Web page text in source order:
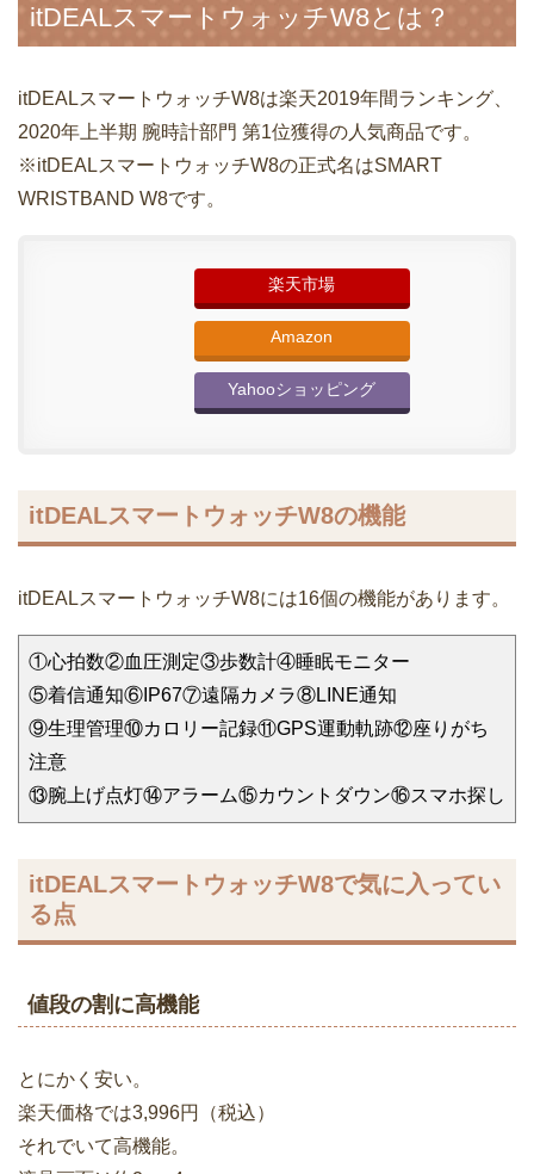
itDEALスマートウォッチW8とは？
itDEALスマートウォッチW8は楽天2019年間ランキング、
2020年上半期 腕時計部門 第1位獲得の人気商品です。
※itDEALスマートウォッチW8の正式名はSMART
WRISTBAND W8です。
楽天市場
Amazon
Yahooショッピング
itDEALスマートウォッチW8の機能
itDEALスマートウォッチW8には16個の機能があります。
①心拍数②血圧測定③歩数計④睡眠モニター
⑤着信通知⑥IP67⑦遠隔カメラ⑧LINE通知
⑨生理管理⑩カロリー記録⑪GPS運動軌跡⑫座りがち
注意
⑬腕上げ点灯⑭アラーム⑮カウントダウン⑯スマホ探し
itDEALスマートウォッチW8で気に入ってい
る点
値段の割に高機能
とにかく安い。
楽天価格では3,996円（税込）
それでいて高機能。